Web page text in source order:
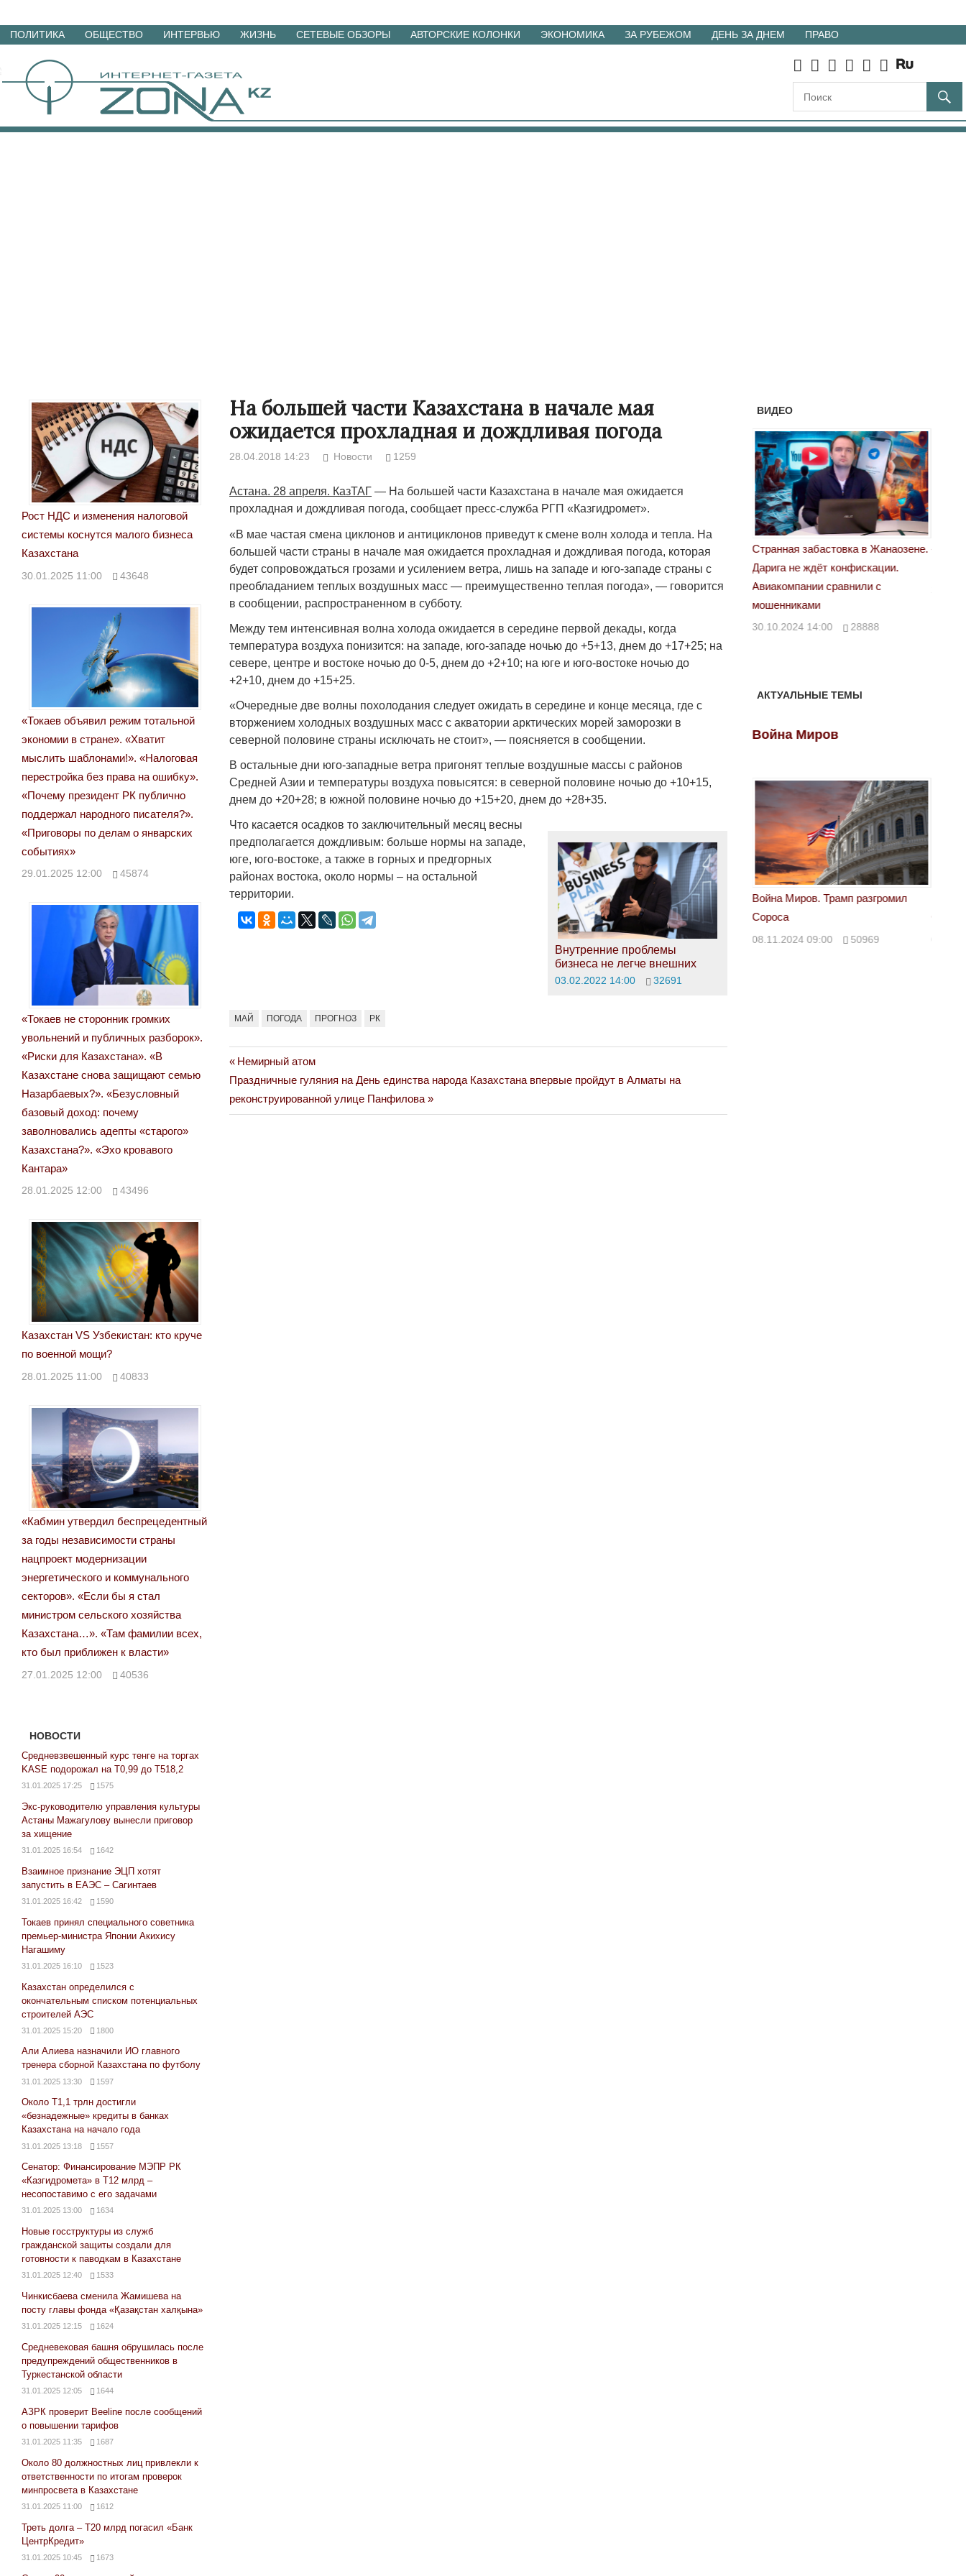
Перейти
материалам
ПОЛИТИКА ОБЩЕСТВО ИНТЕРВЬЮ ЖИЗНЬ СЕТЕВЫЕ ОБЗОРЫ АВТОРСКИЕ КОЛОНКИ ЭКОНОМИКА ЗА РУБЕЖОМ ДЕНЬ ЗА ДНЕМ ПРАВО
На большей части Казахстана в начале мая
ожидается прохладная и дождливая погода
28.04.2018 14:23 Новости 1259
Астана. 28 апреля. КазТАГ — На большей части Казахстана в начале мая ожидается
прохладная и дождливая погода, сообщает пресс-служба РГП «Казгидромет».
«В мае частая смена циклонов и антициклонов приведут к смене волн холода и тепла. На
большей части страны в начале мая ожидается прохладная и дождливая погода, которая
будет сопровождаться грозами и усилением ветра, лишь на западе и юго-западе страны с
преобладанием теплых воздушных масс — преимущественно теплая погода», — говорится
в сообщении, распространенном в субботу.
Между тем интенсивная волна холода ожидается в середине первой декады, когда
температура воздуха понизится: на западе, юго-западе ночью до +5+13, днем до +17+25; на
севере, центре и востоке ночью до 0-5, днем до +2+10; на юге и юго-востоке ночью до
+2+10, днем до +15+25.
«Очередные две волны похолодания следует ожидать в середине и конце месяца, где с
вторжением холодных воздушных масс с акватории арктических морей заморозки в
северной половине страны исключать не стоит», — поясняется в сообщении.
В остальные дни юго-западные ветра пригонят теплые воздушные массы с районов
Средней Азии и температуры воздуха повысятся: в северной половине ночью до +10+15,
днем до +20+28; в южной половине ночью до +15+20, днем до +28+35.
Внутренние проблемы
бизнеса не легче внешних
03.02.2022 14:00 32691
Что касается осадков то заключительный месяц весны
предполагается дождливым: больше нормы на западе,
юге, юго-востоке, а также в горных и предгорных
районах востока, около нормы – на остальной
территории.
МАЙ ПОГОДА ПРОГНОЗ РК
Навигация
по
Previous
Post:
Немирный атом
Next
Post:
Праздничные гуляния на День единства народа Казахстана впервые пройдут в Алматы на
реконструированной улице Панфилова
Рост НДС и изменения налоговой
системы коснутся малого бизнеса
Казахстана
30.01.2025 11:00 43648
«Токаев объявил режим тотальной
экономии в стране». «Хватит
мыслить шаблонами!». «Налоговая
перестройка без права на ошибку».
«Почему президент РК публично
поддержал народного писателя?».
«Приговоры по делам о январских
событиях»
29.01.2025 12:00 45874
«Токаев не сторонник громких
увольнений и публичных разборок».
«Риски для Казахстана». «В
Казахстане снова защищают семью
Назарбаевых?». «Безусловный
базовый доход: почему
заволновались адепты «старого»
Казахстана?». «Эхо кровавого
Кантара»
28.01.2025 12:00 43496
Казахстан VS Узбекистан: кто круче
по военной мощи?
28.01.2025 11:00 40833
«Кабмин утвердил беспрецедентный
за годы независимости страны
нацпроект модернизации
энергетического и коммунального
секторов». «Если бы я стал
министром сельского хозяйства
Казахстана…». «Там фамилии всех,
кто был приближен к власти»
27.01.2025 12:00 40536
НОВОСТИ
Средневзвешенный курс тенге на торгах
KASE подорожал на Т0,99 до Т518,2
31.01.2025 17:25 1575
Экс-руководителю управления культуры
Астаны Мажагулову вынесли приговор
за хищение
31.01.2025 16:54 1642
Взаимное признание ЭЦП хотят
запустить в ЕАЭС – Сагинтаев
31.01.2025 16:42 1590
Токаев принял специального советника
премьер-министра Японии Акихису
Нагашиму
31.01.2025 16:10 1523
Казахстан определился с
окончательным списком потенциальных
строителей АЭС
31.01.2025 15:20 1800
Али Алиева назначили ИО главного
тренера сборной Казахстана по футболу
31.01.2025 13:30 1597
Около Т1,1 трлн достигли
«безнадежные» кредиты в банках
Казахстана на начало года
31.01.2025 13:18 1557
Сенатор: Финансирование МЭПР РК
«Казгидромета» в Т12 млрд –
несопоставимо с его задачами
31.01.2025 13:00 1634
Новые госструктуры из служб
гражданской защиты создали для
готовности к паводкам в Казахстане
31.01.2025 12:40 1533
Чинкисбаева сменила Жамишева на
посту главы фонда «Қазақстан халқына»
31.01.2025 12:15 1624
Средневековая башня обрушилась после
предупреждений общественников в
Туркестанской области
31.01.2025 12:05 1644
АЗРК проверит Beeline после сообщений
о повышении тарифов
31.01.2025 11:35 1687
Около 80 должностных лиц привлекли к
ответственности по итогам проверок
минпросвета в Казахстане
31.01.2025 11:00 1612
Треть долга – Т20 млрд погасил «Банк
ЦентрКредит»
31.01.2025 10:45 1673
ВИДЕО
Народ выбрал свет
17.10.2024 17:00 29972
Странная забастовка в Жанаозене.
Дарига не ждёт конфискации.
Авиакомпании сравнили с
30.10.2024 14:00 28888
«Новый Казахстан не говорит всей
правды»
29.10.2024 09:00 39623
АКТУАЛЬНЫЕ ТЕМЫ
Война Миров
Война Миров. Трамп разгромил
Сороса
08.11.2024 09:00 50969
Война Миров
Война Миров. Трамп разгромил
Сороса
08.11.2024 09:00 50969